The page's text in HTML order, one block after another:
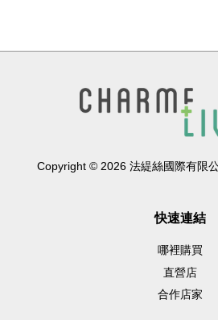
Copyright © 2026 法緹絲國際有限
快速連結
哪裡購買
直營店
合作店家